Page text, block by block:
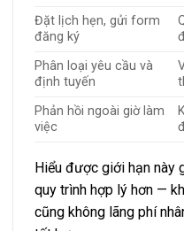
Đặt lịch hẹn, gửi form
đăng ký
Phân loại yêu cầu và
định tuyến
Phản hồi ngoài giờ làm
việc
Hiểu được giới hạn này
quy trình hợp lý hơn —
cũng không lãng phí